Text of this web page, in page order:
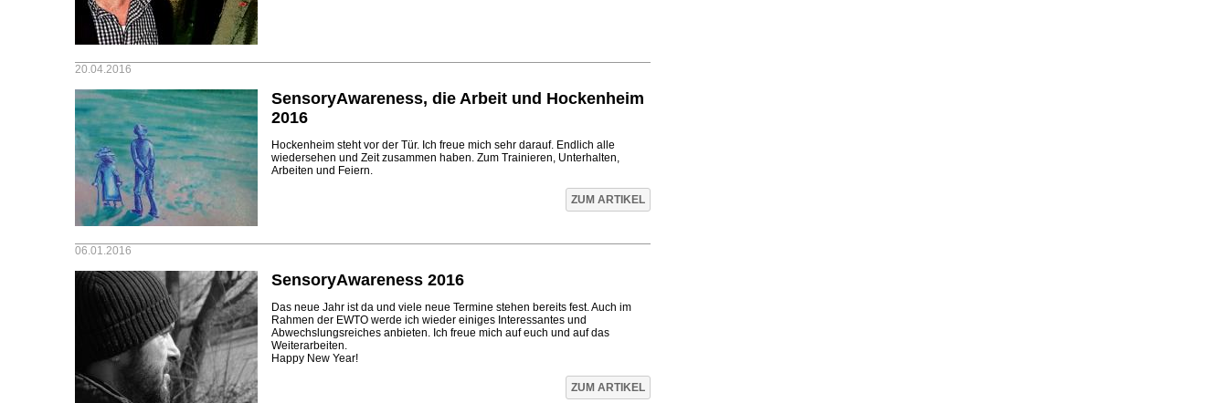
20.04.2016
SensoryAwareness, die Arbeit und Hockenheim
2016
Hockenheim steht vor der Tür. Ich freue mich sehr darauf. Endlich alle
wiedersehen und Zeit zusammen haben. Zum Trainieren, Unterhalten,
Arbeiten und Feiern.
ZUM ARTIKEL
06.01.2016
SensoryAwareness 2016
Das neue Jahr ist da und viele neue Termine stehen bereits fest. Auch im
Rahmen der EWTO werde ich wieder einiges Interessantes und
Abwechslungsreiches anbieten. Ich freue mich auf euch und auf das
Weiterarbeiten.
Happy New Year!
ZUM ARTIKEL